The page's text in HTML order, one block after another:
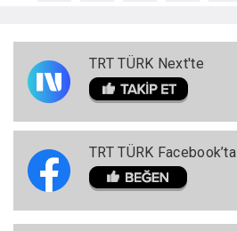
TRT TÜRK Next'te
TRT TÜRK Facebook’ta